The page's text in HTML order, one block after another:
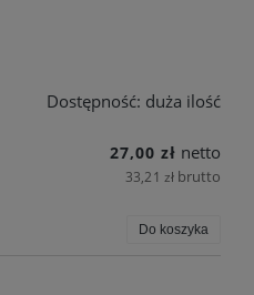
Dostępność: duża ilość
27,00 zł netto
33,21 zł brutto
Do koszyka